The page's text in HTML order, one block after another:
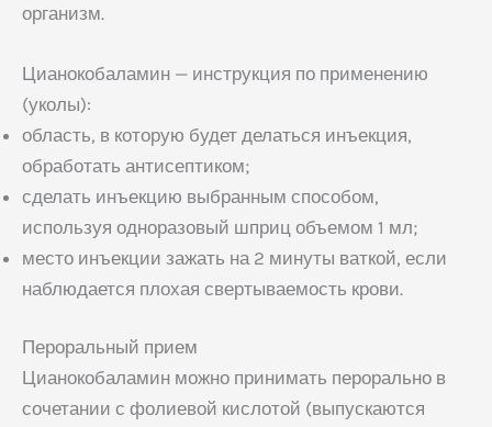
организм.
Цианокобаламин — инструкция по применению
(уколы):
область, в которую будет делаться инъекция,
обработать антисептиком;
сделать инъекцию выбранным способом,
используя одноразовый шприц объемом 1 мл;
место инъекции зажать на 2 минуты ваткой, если
наблюдается плохая свертываемость крови.
Пероральный прием
Цианокобаламин можно принимать перорально в
сочетании с фолиевой кислотой (выпускаются